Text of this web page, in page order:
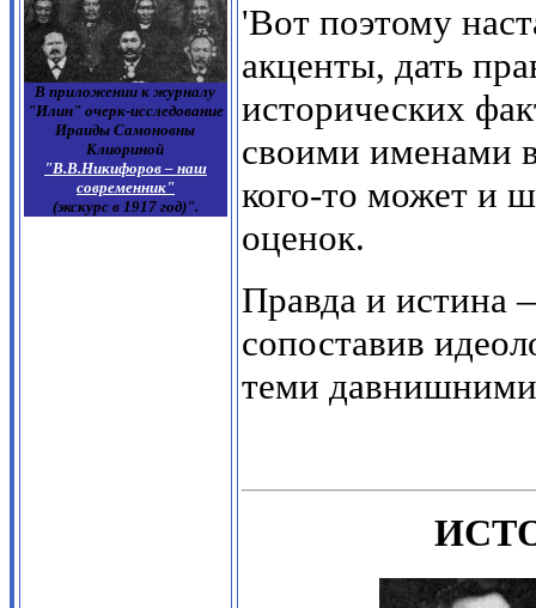
В приложении к журналу
"Илин" очерк-исследование
Ираиды Самоновны
Клиориной
"В.В.Никифоров – наш
современник"
(экскурс в 1917 год)".
'Вот поэтому
акценты, дать
исторических
своими именами
кого-то может и
оценок.
Правда и истина
сопоставив
теми